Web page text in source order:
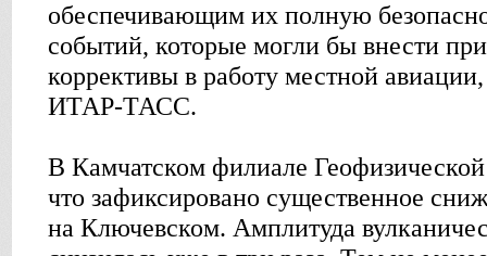
обеспечивающим их полную
событий, которые могли бы внести
коррективы в работу местной
ИТАР-ТАСС.
В Камчатском филиале
что зафиксировано существенное
на Ключевском. Амплитуда